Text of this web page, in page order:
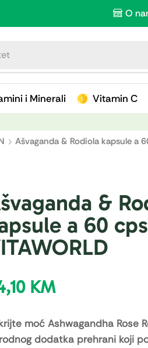
O
i Minerali Vitamin C
Ašvaganda & Rodiola kapsule a
&
a 60
KM
moć Ashwagandha Rose
dodatka prehrani koji